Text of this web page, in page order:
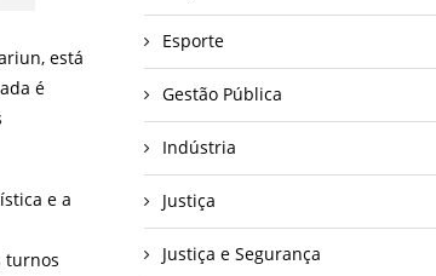
está
é
e a
turnos
Esporte
Gestão Pública
Indústria
Justiça
Justiça e Segurança